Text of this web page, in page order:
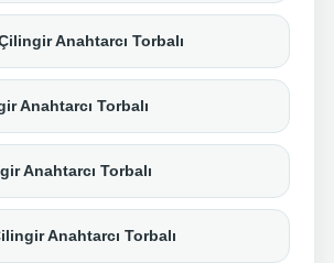
Anahtarcı Torbalı
Anahtarcı Torbalı
Anahtarcı Torbalı
Anahtarcı Torbalı